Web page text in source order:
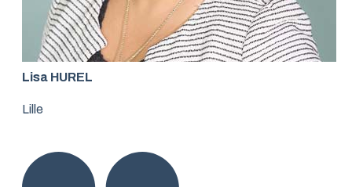
Lisa HUREL
Lille